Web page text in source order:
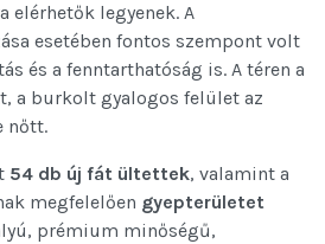
elérhetők legyenek. A
esetében fontos szempont volt
és a fenntarthatóság is. A téren a
a burkolt gyalogos felület az
nőtt.
54 db új fát ültettek, valamint a
megfelelően gyepterületet
prémium minőségű,